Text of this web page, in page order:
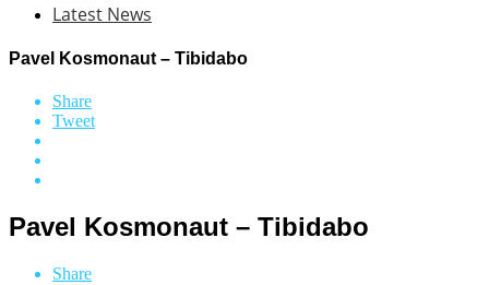
Latest News
Pavel Kosmonaut – Tibidabo
Share
Tweet
Pavel Kosmonaut – Tibidabo
Share